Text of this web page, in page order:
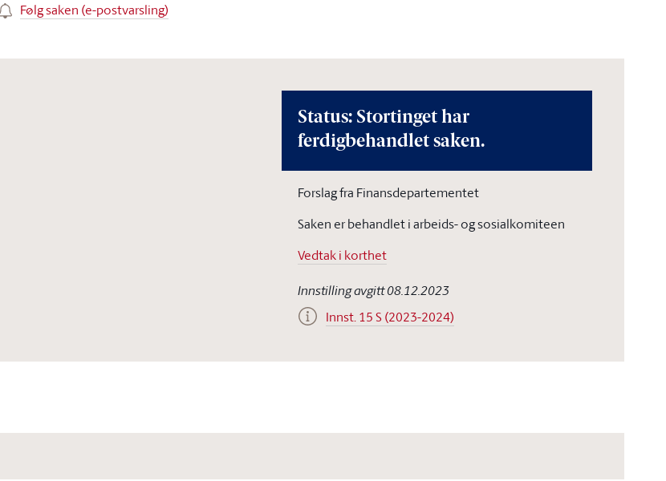
Følg saken (e-postvarsling)
Status: Stortinget har
ferdigbehandlet saken.
Forslag fra Finansdepartementet
Saken er behandlet i arbeids- og sosialkomiteen
Vedtak i korthet
Innstilling avgitt 08.12.2023
Innst. 15 S (2023-2024)